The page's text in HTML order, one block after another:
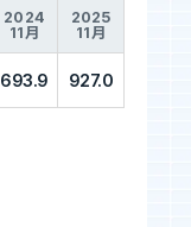
2024
11月
2025
11月
693.9 927.0